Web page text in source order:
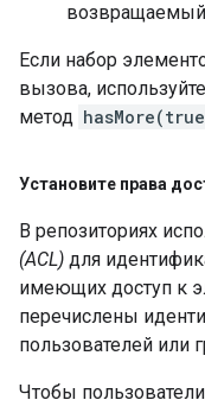
Если набор
вызова,
метод
Установите права
В репозиториях
(ACL) для
имеющих доступ к
перечислены
пользователей или
Чтобы